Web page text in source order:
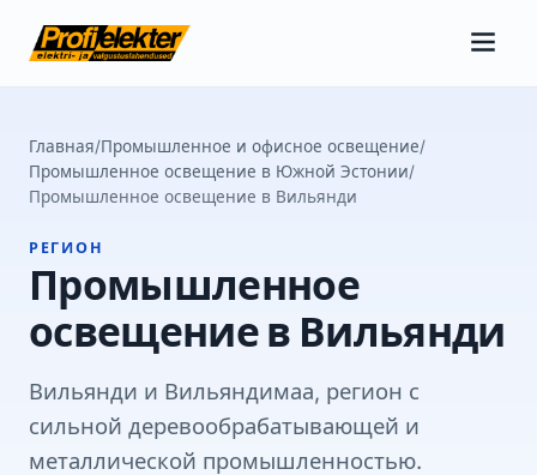
Главная/Промышленное и офисное освещение/
Промышленное освещение в Южной Эстонии/
Промышленное освещение в Вильянди
РЕГИОН
Промышленное
освещение в Вильянди
Вильянди и Вильяндимаа, регион с
сильной деревообрабатывающей и
металлической промышленностью.